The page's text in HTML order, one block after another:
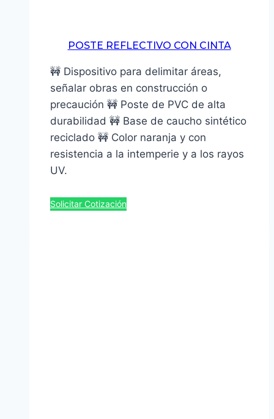
POSTE REFLECTIVO CON CINTA
🚧 Dispositivo para delimitar áreas,
señalar obras en construcción o
precaución 🚧 Poste de PVC de alta
durabilidad 🚧 Base de caucho sintético
reciclado 🚧 Color naranja y con
resistencia a la intemperie y a los rayos
UV.
Solicitar Cotización